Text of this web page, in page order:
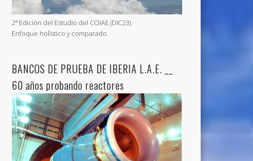
2ª Edición del Estudio del COIAE (DIC23).
Enfoque holístico y comparado.
BANCOS DE PRUEBA DE IBERIA L.A.E. __
60 años probando reactores